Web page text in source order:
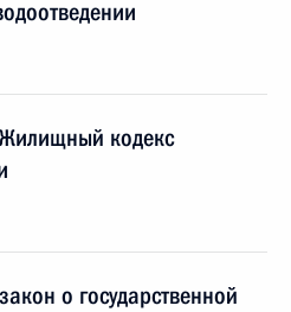
кодекс
о государственной